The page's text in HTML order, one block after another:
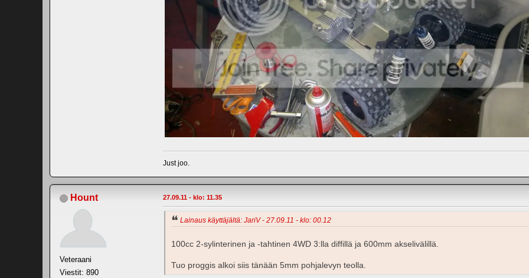
Just joo.
Hount
Veteraani
Viestit: 890
27.09.11 - klo: 11.35
Lainaus käyttäjältä: JariV - 27.09.11 - klo: 00.12
100cc 2-sylinterinen ja -tahtinen 4WD 3:lla diffillä ja 600mm akselivälillä.
Tuo proggis alkoi siis tänään 5mm pohjalevyn teolla.